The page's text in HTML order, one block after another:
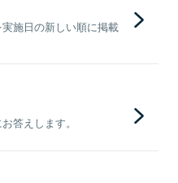
施日の新しい順に掲載
答えします。